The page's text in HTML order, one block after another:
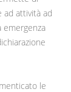
ad attività ad
emergenza
le